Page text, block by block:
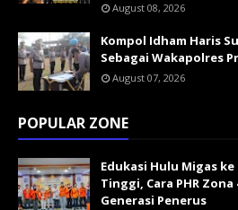
August 08, 2026
Kompol Idham Haris
Sebagai Wakapolres
August 07, 2026
POPULAR ZONE
Edukasi Hulu Migas
Tinggi, Cara PHR
Generasi Penerus